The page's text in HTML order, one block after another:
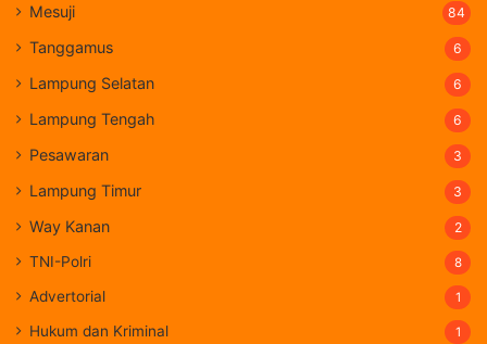
Mesuji 84
Tanggamus 6
Lampung Selatan 6
Lampung Tengah 6
Pesawaran 3
Lampung Timur 3
Way Kanan 2
TNI-Polri 8
Advertorial 1
Hukum dan Kriminal 1